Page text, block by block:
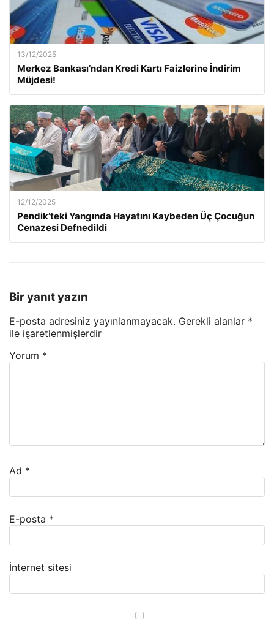
13/12/2025
Merkez Bankası’ndan Kredi Kartı Faizlerine İndirim
Müjdesi!
12/12/2025
Pendik’teki Yangında Hayatını Kaybeden Üç Çocuğun
Cenazesi Defnedildi
Bir yanıt yazın
E-posta adresiniz yayınlanmayacak. Gerekli alanlar *
ile işaretlenmişlerdir
Yorum *
Ad *
E-posta *
İnternet sitesi